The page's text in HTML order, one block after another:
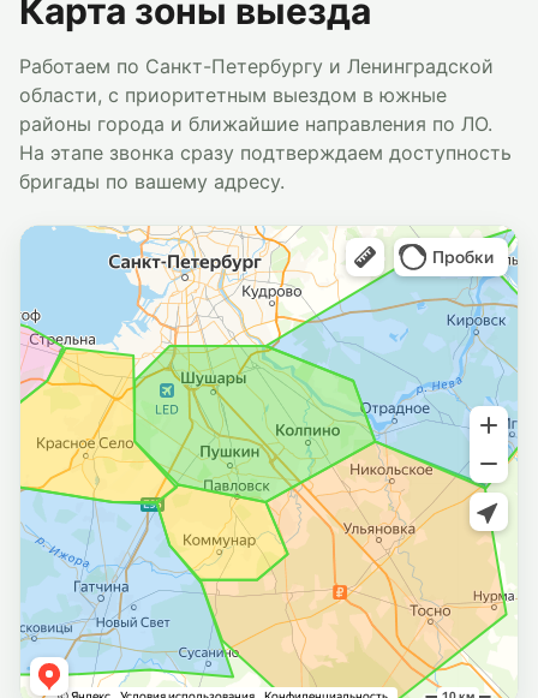
Карта зоны выезда
Работаем по Санкт-Петербургу и Ленинградской
области, с приоритетным выездом в южные
районы города и ближайшие направления по ЛО.
На этапе звонка сразу подтверждаем доступность
бригады по вашему адресу.